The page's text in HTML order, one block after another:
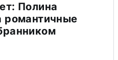
Полина
романтичные